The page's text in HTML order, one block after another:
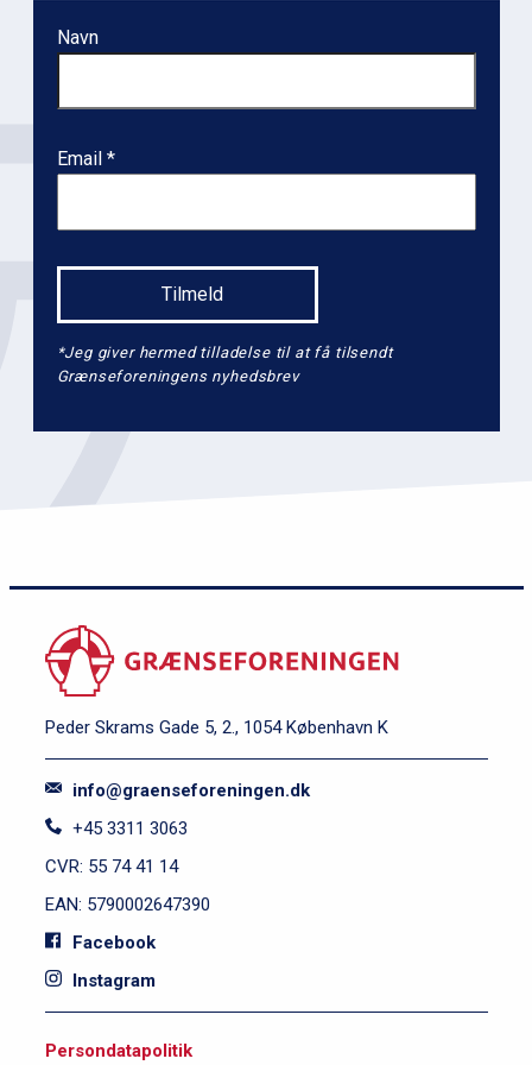
Navn
Email
*Jeg giver hermed tilladelse til at få tilsendt
Grænseforeningens nyhedsbrev
Peder Skrams Gade 5, 2., 1054 København K
info@graenseforeningen.dk
+45 3311 3063
CVR: 55 74 41 14
EAN: 5790002647390
Facebook
Instagram
Persondatapolitik